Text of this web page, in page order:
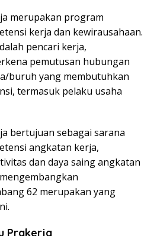
merupakan program
kerja dan kewirausahaan.
pencari kerja,
pemutusan hubungan
buruh yang membutuhkan
termasuk pelaku usaha
bertujuan sebagai sarana
angkatan kerja,
dan daya saing angkatan
62 merupakan yang
Prakerja